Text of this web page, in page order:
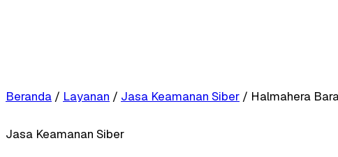
Beranda / Layanan / Jasa Keamanan Siber / Halmahera
Jasa Keamanan Siber